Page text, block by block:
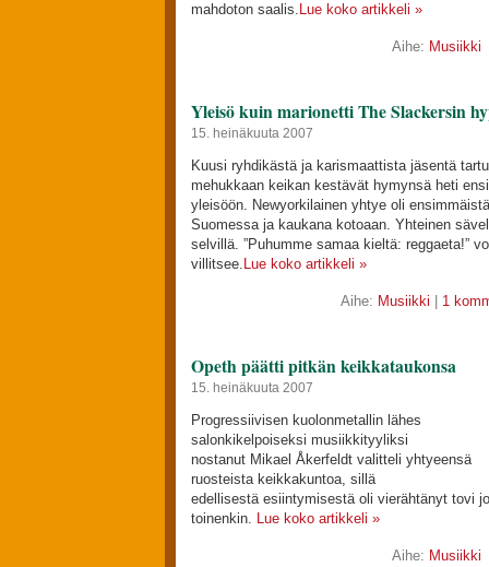
mahdoton saalis. Lue koko artikkeli »
Aihe: Musiikki
Yleisö kuin marionetti The Slackersin
15. heinäkuuta 2007
Kuusi ryhdikästä ja karismaattista jäsentä
mehukkaan keikan kestävät hymynsä heti
yleisöön. Newyorkilainen yhtye oli
Suomessa ja kaukana kotoaan. Yhteinen
selvillä. ”Puhumme samaa kieltä: reggaeta!”
villitsee. Lue koko artikkeli »
Aihe: Musiikki 1
Opeth päätti pitkän keikkataukonsa
15. heinäkuuta 2007
Progressiivisen kuolonmetallin lähes
salonkikelpoiseksi musiikkityyliksi
nostanut Mikael Åkerfeldt valitteli yhtyeensä
ruosteista keikkakuntoa, sillä
edellisestä esiintymisestä oli vierähtänyt tovi
toinenkin. Lue koko artikkeli »
Aihe: Musiikki